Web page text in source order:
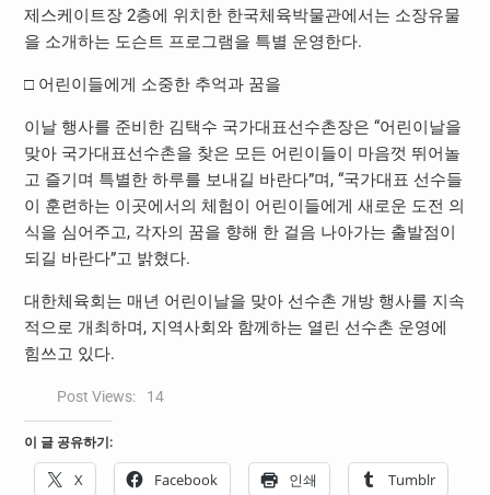
제스케이트장 2층에 위치한 한국체육박물관에서는 소장유물
을 소개하는 도슨트 프로그램을 특별 운영한다.
□ 어린이들에게 소중한 추억과 꿈을
이날 행사를 준비한 김택수 국가대표선수촌장은 “어린이날을
맞아 국가대표선수촌을 찾은 모든 어린이들이 마음껏 뛰어놀
고 즐기며 특별한 하루를 보내길 바란다”며, “국가대표 선수들
이 훈련하는 이곳에서의 체험이 어린이들에게 새로운 도전 의
식을 심어주고, 각자의 꿈을 향해 한 걸음 나아가는 출발점이
되길 바란다”고 밝혔다.
대한체육회는 매년 어린이날을 맞아 선수촌 개방 행사를 지속
적으로 개최하며, 지역사회와 함께하는 열린 선수촌 운영에
힘쓰고 있다.
Post Views: 14
이 글 공유하기:
X Facebook 인쇄 Tumblr